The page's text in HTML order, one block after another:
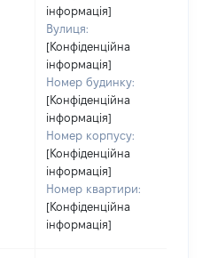
інформація]
Вулиця:
[Конфіденційна
інформація]
Номер будинку:
[Конфіденційна
інформація]
Номер корпусу:
[Конфіденційна
інформація]
Номер квартири:
[Конфіденційна
інформація]